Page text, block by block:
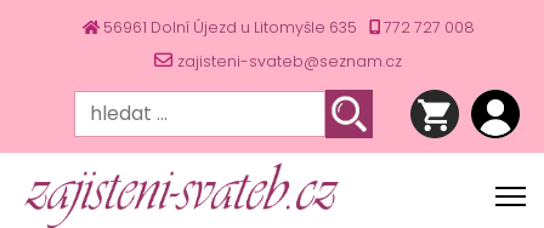
56961 Dolní Újezd u Litomyšle 635
772 727 008
zajisteni-svateb@seznam.cz